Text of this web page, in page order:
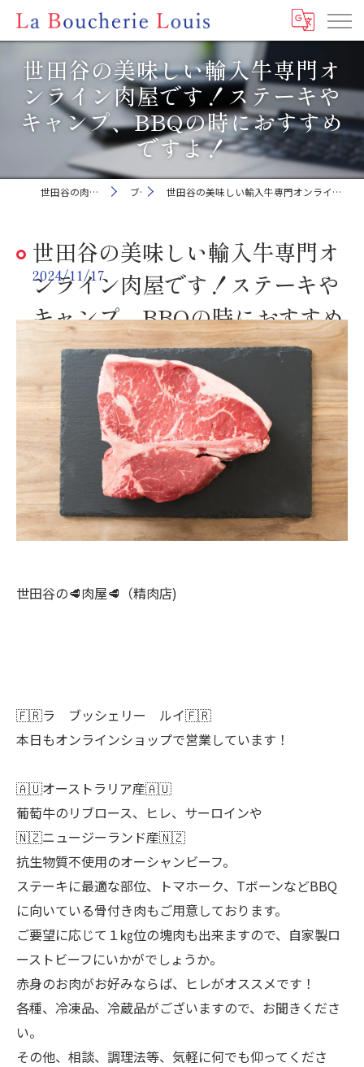
世田谷の美味しい輸入牛専門オ
ンライン肉屋です！ステーキや
キャンプ、BBQの時におすすめ
ですよ！
世田谷の肉屋ならLa Boucherie Louis ブログ 世田谷の美味しい輸入牛専門オンライン肉屋です！ステーキやキャンプ、BBQの時におすすめですよ！
世田谷の美味しい輸入牛専門オ
ンライン肉屋です！ステーキや
キャンプ、BBQの時におすすめ
ですよ！
2024/11/17
世田谷の🥩肉屋🥩（精肉店)
🇫🇷ラ ブッシェリー ルイ🇫🇷
本日もオンラインショップで営業しています！
🇦🇺オーストラリア産🇦🇺
葡萄牛のリブロース、ヒレ、サーロインや
🇳🇿ニュージーランド産🇳🇿
抗生物質不使用のオーシャンビーフ。
ステーキに最適な部位、トマホーク、TボーンなどBBQ
に向いている骨付き肉もご用意しております。
ご要望に応じて１㎏位の塊肉も出来ますので、自家製ロ
ーストビーフにいかがでしょうか。
赤身のお肉がお好みならば、ヒレがオススメです！
各種、冷凍品、冷蔵品がございますので、お聞きくださ
い。
その他、相談、調理法等、気軽に何でも仰ってくださ